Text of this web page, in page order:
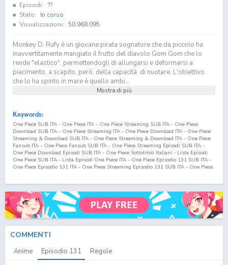
Episodi: ??
Stato:
In corso
Visualizzazioni:
50.968.095
Monkey D. Rufy è un giovane pirata sognatore che da piccolo ha
inavvertitamente mangiato il frutto del diavolo Gom Gom che lo
rende "elastico", permettendogli di allungarsi e deformarsi a
piacimento, a scapito, però, della capacità di nuotare. L'obiettivo
che lo ha spinto in mare è quello ambi...
Mostra di più
Keywords:
One Piece SUB ITA - One Piece ITA - One Piece Streaming SUB ITA - One Piece
Download SUB ITA - One Piece Streaming ITA - One Piece Download ITA - One Piece
Streaming & Download SUB ITA - One Piece Streaming & Download ITA - One Piece
Fansub ITA - One Piece Fansub SUB ITA - One Piece Streaming Episodi SUB ITA -
One Piece Download Episodi SUB ITA - One Piece Sottotitoli Italiani - Lista Episodi
One Piece SUB ITA - Lista Episodi One Piece ITA - One Piece Episodio 131 SUB ITA -
One Piece Episodio 131 ITA - One Piece Streaming Episodio 131 SUB ITA - One Piece
COMMENTI
Anime Episodio 131 Regole